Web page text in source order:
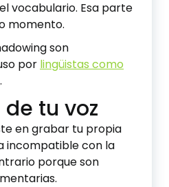
vocabulario. Esa parte
momento.
son
por lingüistas como
.
tu voz
en grabar tu propia
incompatible con la
porque son